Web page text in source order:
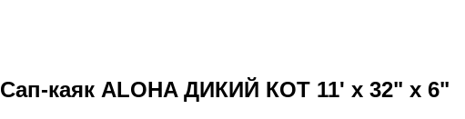
Сап-каяк ALOHA ДИКИЙ КОТ 11' x 32" x 6"